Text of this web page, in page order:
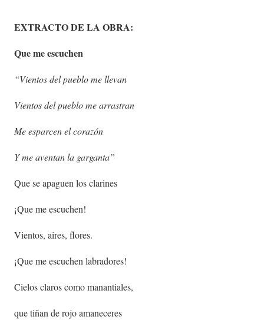
EXTRACTO DE LA OBRA:
Que me escuchen
“Vientos del pueblo me llevan
Vientos del pueblo me arrastran
Me esparcen el corazón
Y me aventan la garganta”
Que se apaguen los clarines
¡Que me escuchen!
Vientos, aires, flores.
¡Que me escuchen labradores!
Cielos claros como manantiales,
que tiñan de rojo amaneceres